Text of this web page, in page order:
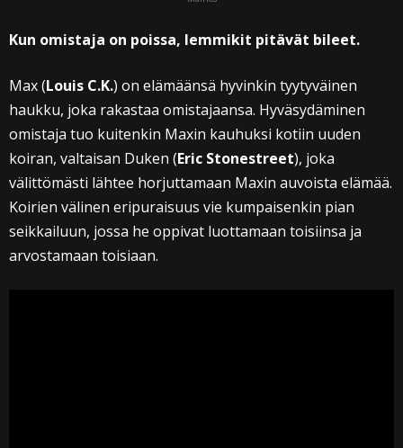
Kun omistaja on poissa, lemmikit pitävät bileet.
Max (Louis C.K.) on elämäänsä hyvinkin tyytyväinen
haukku, joka rakastaa omistajaansa. Hyväsydäminen
omistaja tuo kuitenkin Maxin kauhuksi kotiin uuden
koiran, valtaisan Duken (Eric Stonestreet), joka
välittömästi lähtee horjuttamaan Maxin auvoista elämää.
Koirien välinen eripuraisuus vie kumpaisenkin pian
seikkailuun, jossa he oppivat luottamaan toisiinsa ja
arvostamaan toisiaan.